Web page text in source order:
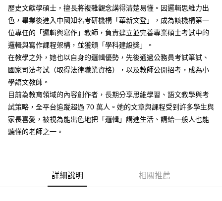
歷史文獻學碩士，擅長將複雜觀念講得清楚易懂。因邏輯思維力出
色，畢業後進入中國知名考研機構「華新文登」，成為該機構第一
位專任的「邏輯與寫作」教師，負責建立並完善專業碩士考試中的
邏輯與寫作課程架構，並獲頒「學科建設獎」。
在教學之外，她也以自身的邏輯優勢，先後通過公務員考試筆試、
國家司法考試（取得法律職業資格），以及教師公開招考，成為小
學語文教師。
目前為教育領域的內容創作者，長期分享思維學習、語文教學與考
試策略，全平台追蹤超過 70 萬人。她的文章與課程受到許多學生與
家長喜愛，被視為能出色地把「邏輯」講進生活、講給一般人也能
聽懂的老師之一。
詳細說明 相關推薦